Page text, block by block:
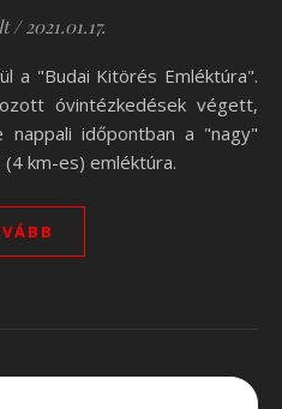
/ 2021.01.17.
óvintézkedések végett,
nappali időpontban a "nagy"
km-es) emléktúra.